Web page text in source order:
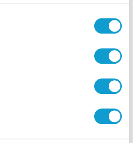
C - Biglietti ancora bloccati
e Samb: decide il